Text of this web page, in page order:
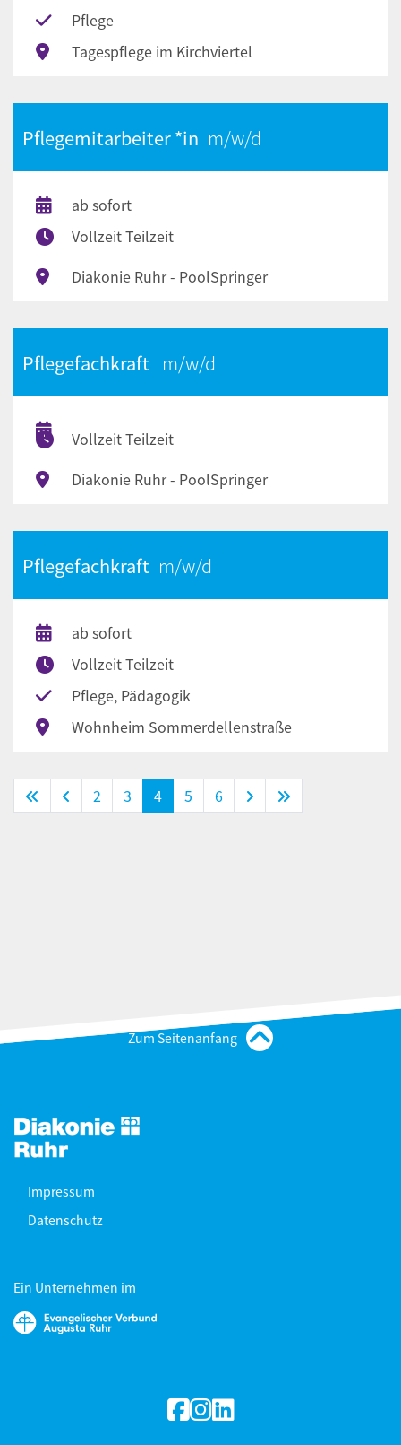
Pflege
Tagespflege im Kirchviertel
Pflegemitarbeiter *in
ab sofort
Vollzeit Teilzeit
Diakonie Ruhr - PoolSpringer
Pflegefachkraft
Vollzeit Teilzeit
Diakonie Ruhr - PoolSpringer
Pflegefachkraft
ab sofort
Vollzeit Teilzeit
Pflege, Pädagogik
Wohnheim Sommerdellenstraße
2 3 4(Standort)
5 6
Zum Seitenanfang
Impressum
Datenschutz
Ein Unternehmen im
facebookInstagram